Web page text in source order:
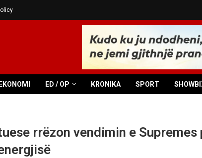
EKONOMI ED / OP KRONIKA SPORT
rrëzon vendimin e Supremes